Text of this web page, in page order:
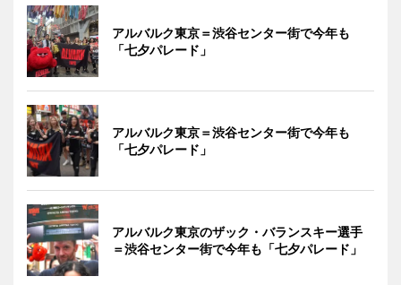
アルバルク東京＝渋谷センター街で今年も
「七夕パレード」
アルバルク東京＝渋谷センター街で今年も
「七夕パレード」
アルバルク東京のザック・バランスキー選手
＝渋谷センター街で今年も「七夕パレード」